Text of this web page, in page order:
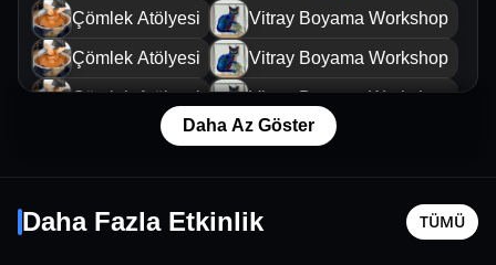
Çömlek Atölyesi Vitray Boyama Workshop
Çömlek Atölyesi Vitray Boyama Workshop
Çömlek Atölyesi Vitray Boyama Workshop
Mum Atölyesi
Daha Az Göster
Daha Fazla Etkinlik TÜMÜ
İstanbul
Harbiye Cemil Topuzlu Açıkhava Tiyatrosu
21
İstanbul